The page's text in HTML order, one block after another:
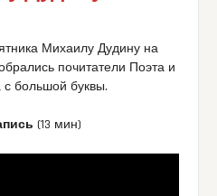
Михаилу Дудину на
почитатели Поэта и
большой буквы.
(13 мин)